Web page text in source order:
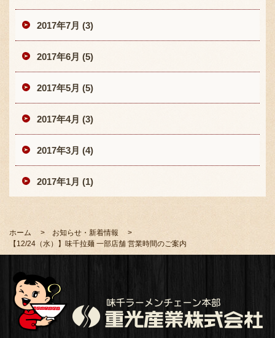
2017年7月 (3)
2017年6月 (5)
2017年5月 (5)
2017年4月 (3)
2017年3月 (4)
2017年1月 (1)
ホーム
お知らせ・新着情報
【12/24（水）】味千拉麺 一部店舗 営業時間のご案内